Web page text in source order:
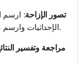
تصور الإزاحة: ارسم
الإحداثيات وارسم متجه الإزاحة كسهم يربط بين النقطتين.
مراجعة وتفسير